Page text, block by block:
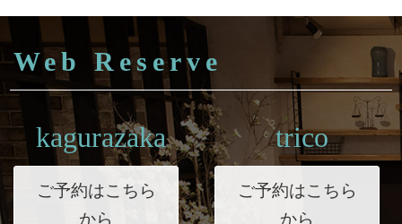
Web Reserve
kagurazaka
ご予約はこちら
から
trico
ご予約はこちら
から